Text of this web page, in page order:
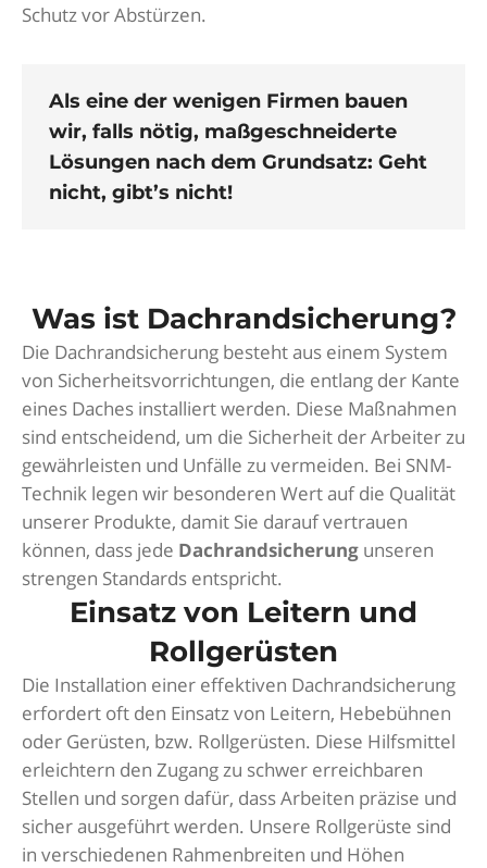
Dachkantenschutz Montage Firma
Schutz vor Abstürzen.
Als eine der wenigen Firmen bauen
wir, falls nötig, maßgeschneiderte
Lösungen nach dem Grundsatz: Geht
nicht, gibt’s nicht!
Was ist Dachrandsicherung?
Die Dachrandsicherung besteht aus einem System
von Sicherheitsvorrichtungen, die entlang der Kante
eines Daches installiert werden. Diese Maßnahmen
sind entscheidend, um die Sicherheit der Arbeiter zu
gewährleisten und Unfälle zu vermeiden. Bei SNM-
Technik legen wir besonderen Wert auf die Qualität
unserer Produkte, damit Sie darauf vertrauen
können, dass jede Dachrandsicherung unseren
strengen Standards entspricht.
Einsatz von Leitern und
Rollgerüsten
Die Installation einer effektiven Dachrandsicherung
erfordert oft den Einsatz von Leitern, Hebebühnen
oder Gerüsten, bzw. Rollgerüsten. Diese Hilfsmittel
erleichtern den Zugang zu schwer erreichbaren
Stellen und sorgen dafür, dass Arbeiten präzise und
sicher ausgeführt werden. Unsere Rollgerüste sind
in verschiedenen Rahmenbreiten und Höhen